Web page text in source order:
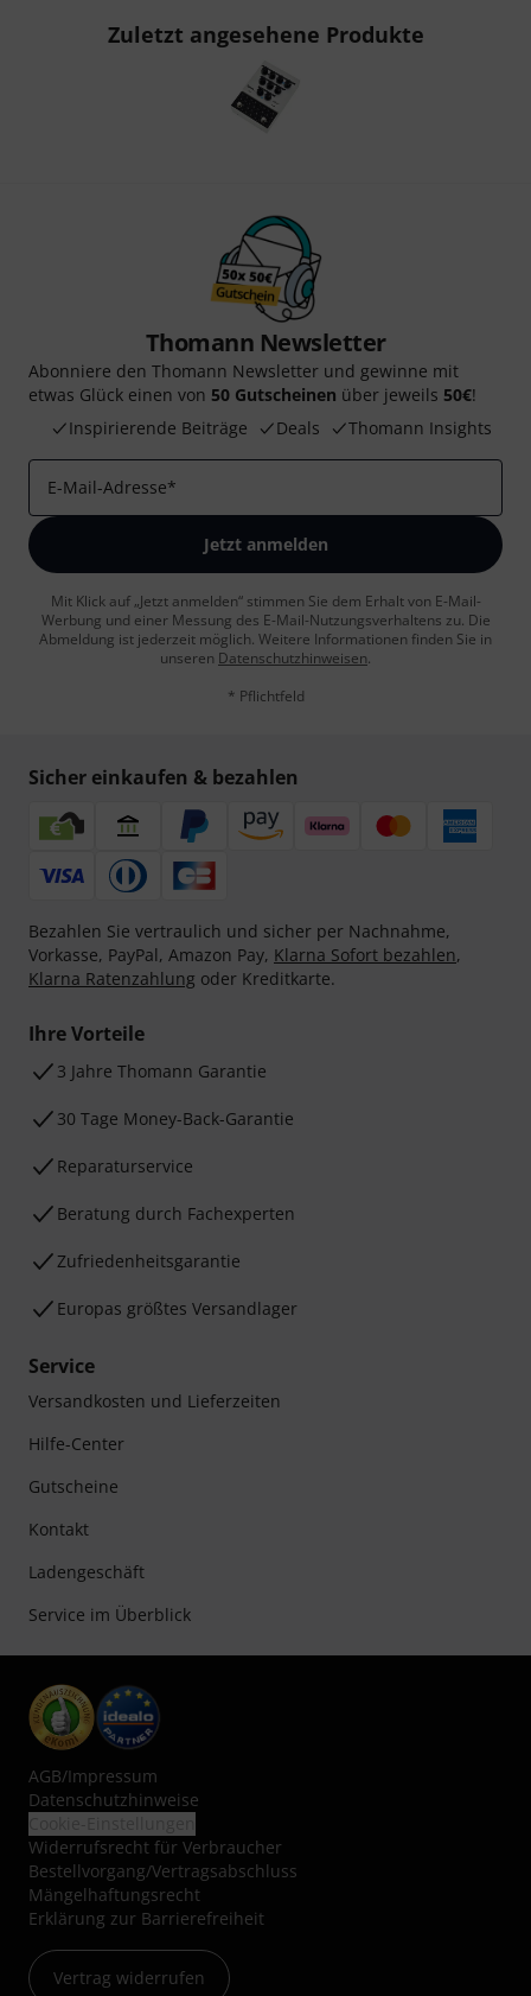
Zuletzt angesehene Produkte
Thomann Newsletter
Abonniere den Thomann Newsletter und gewinne mit
etwas Glück einen von 50 Gutscheinen über jeweils 50€!
Inspirierende Beiträge
Deals Thomann Insights
E-Mail-Adresse*
Jetzt anmelden
Mit Klick auf „Jetzt anmelden“ stimmen Sie dem Erhalt von E-Mail-
Werbung und einer Messung des E-Mail-Nutzungsverhaltens zu. Die
Abmeldung ist jederzeit möglich. Weitere Informationen finden Sie in
unseren Datenschutzhinweisen.
* Pflichtfeld
Sicher einkaufen & bezahlen
Bezahlen Sie vertraulich und sicher per Nachnahme,
Vorkasse, PayPal, Amazon Pay, Klarna Sofort bezahlen,
Klarna Ratenzahlung oder Kreditkarte.
Ihre Vorteile
3 Jahre Thomann Garantie
30 Tage Money-Back-Garantie
Reparaturservice
Beratung durch Fachexperten
Zufriedenheitsgarantie
Europas größtes Versandlager
Service
Versandkosten und Lieferzeiten
Hilfe-Center
Gutscheine
Kontakt
Ladengeschäft
Service im Überblick
AGB/Impressum
Datenschutzhinweise
Widerrufsrecht für Verbraucher
Bestellvorgang/Vertragsabschluss
Mängelhaftungsrecht
Erklärung zur Barrierefreiheit
Vertrag widerrufen